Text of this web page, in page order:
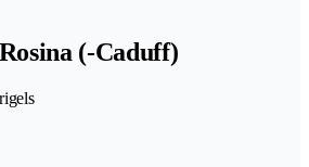
(-Caduff)